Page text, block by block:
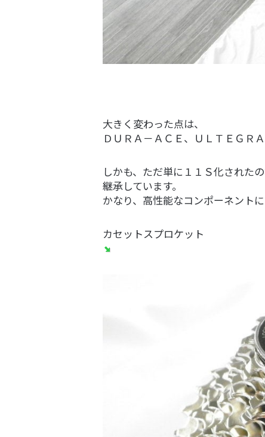
大きく変わった点は、
ＤＵＲＡ－ＡＣＥ、ＵＬＴＥＧＲ
しかも、ただ単に１１Ｓ化された
継承しています。
かなり、高性能なコンポーネントに
カセットスプロケット